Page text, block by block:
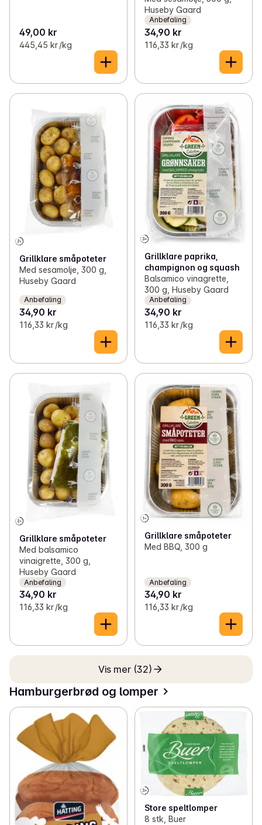
49,00 kr
445,45 kr /kg
Huseby Gaard
Anbefaling
34,90 kr
116,33 kr /kg
Grillklare småpoteter
Med sesamolje, 300 g,
Huseby Gaard
Anbefaling
34,90 kr
116,33 kr /kg
Grillklare paprika,
champignon og squash
Balsamico vinagrette,
300 g, Huseby Gaard
Anbefaling
34,90 kr
116,33 kr /kg
Grillklare småpoteter
Med balsamico
vinaigrette, 300 g,
Huseby Gaard
Anbefaling
34,90 kr
116,33 kr /kg
Grillklare småpoteter
Med BBQ, 300 g
Anbefaling
34,90 kr
116,33 kr /kg
Vis mer (32)
Hamburgerbrød og lomper
Store speltlomper
8 stk, Buer